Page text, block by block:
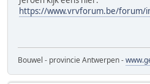
https://www.vrvforum.be/forum/
Bouwel - provincie Antwerpen -